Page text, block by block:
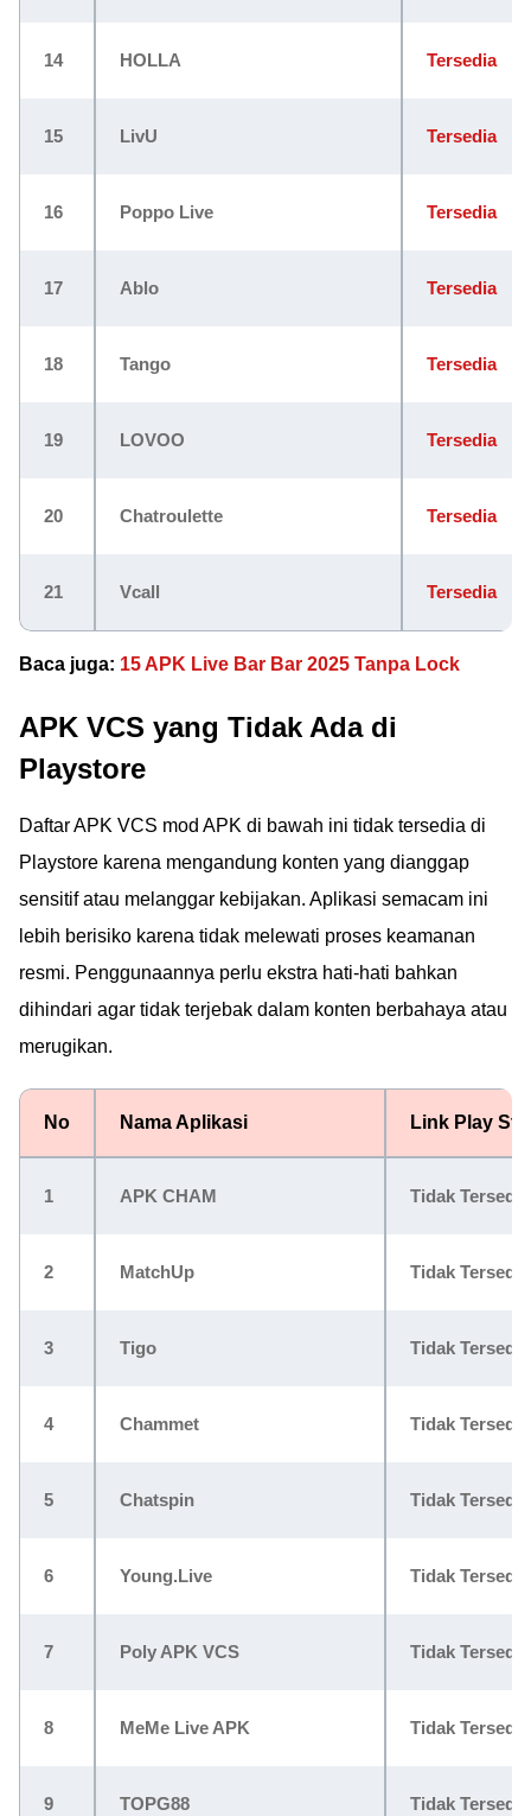
14 HOLLA Tersedia
15 LivU Tersedia
16 Poppo Live Tersedia
17 Ablo Tersedia
18 Tango Tersedia
19 LOVOO Tersedia
20 Chatroulette Tersedia
21 Vcall Tersedia
Baca juga: 15 APK Live Bar Bar 2025 Tanpa Lock
APK VCS yang Tidak Ada di
Playstore
Daftar APK VCS mod APK di bawah ini tidak tersedia di
Playstore karena mengandung konten yang dianggap
sensitif atau melanggar kebijakan. Aplikasi semacam ini
lebih berisiko karena tidak melewati proses keamanan
resmi. Penggunaannya perlu ekstra hati-hati bahkan
dihindari agar tidak terjebak dalam konten berbahaya atau
merugikan.
No Nama Aplikasi Link Play
1 APK CHAM Tidak Tersedia
2 MatchUp Tidak Tersedia
3 Tigo Tidak Tersedia
4 Chammet Tidak Tersedia
5 Chatspin Tidak Tersedia
6 Young.Live Tidak Tersedia
7 Poly APK VCS Tidak Tersedia
8 MeMe Live APK Tidak Tersedia
9 TOPG88 Tidak Tersedia